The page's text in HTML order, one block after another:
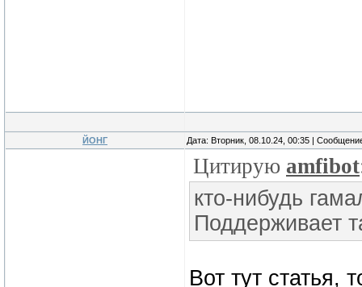
ЙОНГ Дата: Вторник, 08.10.24, 00:35 |
Цитирую amfibot
кто-нибудь
Поддерживает
Вот тут статья,